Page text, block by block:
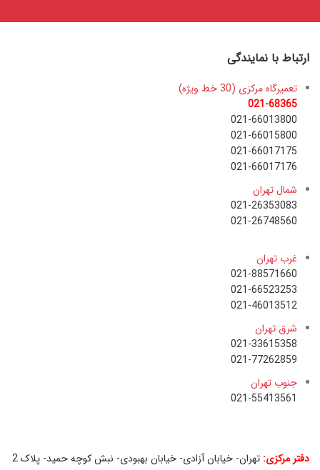
ارتباط با نمایندگی
تعمیرگاه مرکزی (30 خط ویژه)
021-68365
021-66013800
021-66015800
021-66017175
021-66017176
شمال تهران
021-26353083
021-26748560
غرب تهران
021-88571660
021-66523253
021-46013512
شرق تهران
021-33615358
021-77262859
جنوب تهران
021-55413561
دفتر مرکزی: تهران- خیابان آزادی- خیابان بهبودی- نبش کوچه حمید- پلاک 2